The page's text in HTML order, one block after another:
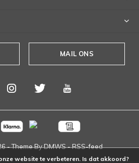
MAIL ONS
- Theme ByDMWS-RSS-feed
website te verbeteren. Is dat akkoord?